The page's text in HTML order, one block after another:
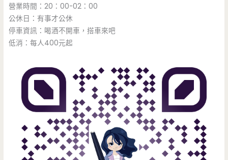
營業時間：20：00-02：00
公休日：有事才公休
停車資訊：喝酒不開車，搭車來吧
低消：每人400元起